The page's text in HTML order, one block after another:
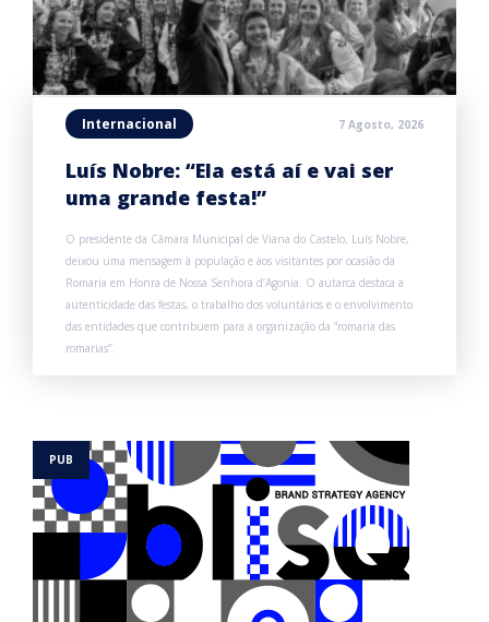
Internacional 7 Agosto, 2026
Luís Nobre: “Ela está aí e vai ser
uma grande festa!”
O presidente da Câmara Municipal de Viana do Castelo, Luís Nobre,
deixou uma mensagem à população e aos visitantes por ocasião da
Romaria em Honra de Nossa Senhora d’Agonia. O autarca destaca a
autenticidade das festas, o trabalho dos voluntários e o envolvimento
das entidades que contribuem para a organização da “romaria das
romarias”.